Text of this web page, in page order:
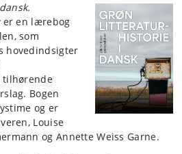
er en lærebog
som
hovedindsigter
tilhørende
Bogen
og er
Louise
og Annette Weiss Garne.